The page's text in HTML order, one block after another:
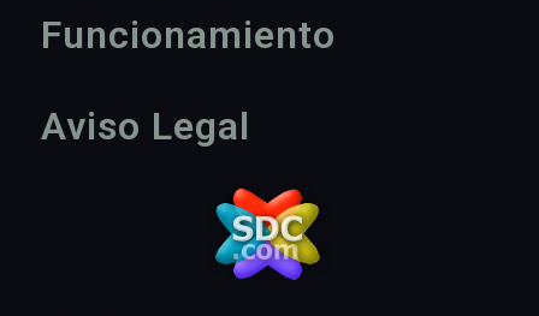
Funcionamiento
Aviso Legal